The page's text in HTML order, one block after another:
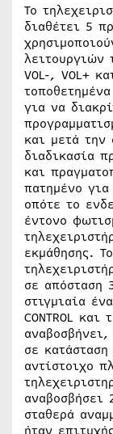
Το
διαθέτει 5
λειτουργιών
VOL-, VOL+
για να
και μετά την
διαδικασία
και
πατημένο
οπότε το
έντονο
εκμάθησης.
σε απόσταση
στιγμιαία
CONTROL
σε
αντίστοιχο
αναβοσβήσει
σταθερά